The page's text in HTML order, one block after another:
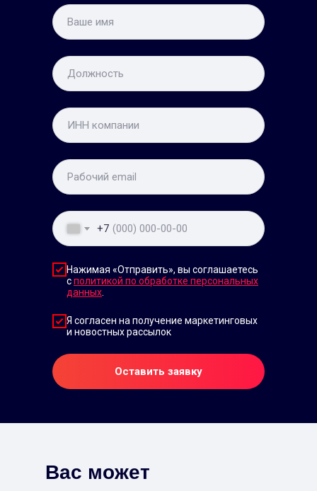
+7
Нажимая «Отправить», вы соглашаетесь
сполитикой по обработке персональных
данных
Я согласен на получение маркетинговых
и новостных рассылок
Оставить заявку
Вас может